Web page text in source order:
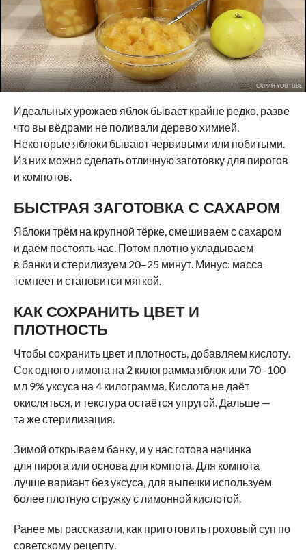
СКРИН YOUTUBE
Идеальных урожаев яблок бывает крайне редко, разве
что вы вёдрами не поливали дерево химией.
Некоторые яблоки бывают червивыми или побитыми.
Из них можно сделать отличную заготовку для пирогов
и компотов.
БЫСТРАЯ ЗАГОТОВКА С САХАРОМ
Яблоки трём на крупной тёрке, смешиваем с сахаром
и даём постоять час. Потом плотно укладываем
в банки и стерилизуем 20–25 минут. Минус: масса
темнеет и становится мягкой.
КАК СОХРАНИТЬ ЦВЕТ И
ПЛОТНОСТЬ
Чтобы сохранить цвет и плотность, добавляем кислоту.
Сок одного лимона на 2 килограмма яблок или 70–100
мл 9% уксуса на 4 килограмма. Кислота не даёт
окисляться, и текстура остаётся упругой. Дальше —
та же стерилизация.
Зимой открываем банку, и у нас готова начинка
для пирога или основа для компота. Для компота
лучше вариант без уксуса, для выпечки используем
более плотную стружку с лимонной кислотой.
Ранее мы рассказали, как приготовить гроховый суп по
советскому рецепту.